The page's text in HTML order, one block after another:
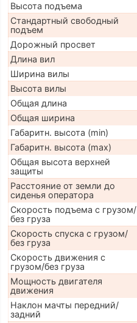
Высота подъема
Стандартный свободный
подъем
Дорожный просвет
Длина вил
Ширина вилы
Высота вилы
Общая длина
Общая ширина
Габаритн. высота (min)
Габаритн. высота (max)
Общая высота верхней
защиты
Расстояние от земли до
сиденья оператора
Скорость подъема с грузом/
без груза
Скорость спуска с грузом/
без груза
Скорость движения с
грузом/без груза
Мощность двигателя
движения
Наклон мачты передний/
задний